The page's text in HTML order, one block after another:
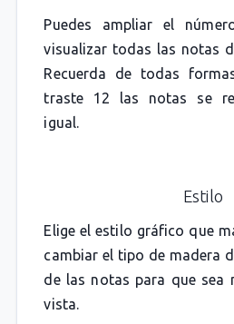
Puedes ampliar el
visualizar todas las notas
Recuerda de todas
traste 12 las notas se
igual.
Estilo
Elige el estilo gráfico que
cambiar el tipo de madera
de las notas para que sea
vista.